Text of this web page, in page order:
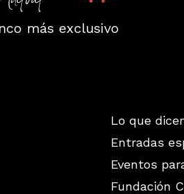
más exclusivo
Lo que
Entradas
Eventos
Fundación